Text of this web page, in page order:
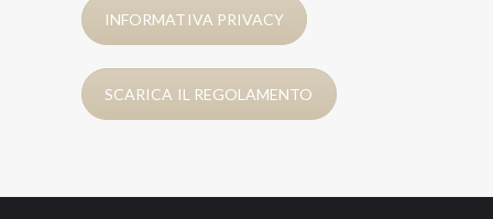
INFORMATIVA PRIVACY
SCARICA IL REGOLAMENTO